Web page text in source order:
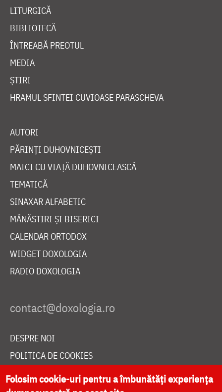
LITURGICĂ
BIBLIOTECĂ
ÎNTREABĂ PREOTUL
MEDIA
ȘTIRI
HRAMUL SFINTEI CUVIOASE PARASCHEVA
AUTORI
PĂRINȚI DUHOVNICEȘTI
MAICI CU VIAȚĂ DUHOVNICEASCĂ
TEMATICĂ
SINAXAR ALFABETIC
MĂNĂSTIRI ȘI BISERICI
CALENDAR ORTODOX
WIDGET DOXOLOGIA
RADIO DOXOLOGIA
DESPRE NOI
POLITICA DE COOKIES
DONEAZĂ ONLINE PENTRU CATEDRALA NAȚIONALĂ
Folosim cookie-uri pentru a îmbunătăți experiența